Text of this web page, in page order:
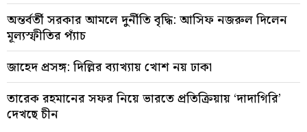
অন্তর্বর্তী সরকার আমলে দুর্নীতি বৃদ্ধি: আসিফ নজরুল দিলেন
মূল্যস্ফীতির প্যাঁচ
জাহেদ প্রসঙ্গ: দিল্লির ব্যাখ্যায় খোশ নয় ঢাকা
তারেক রহমানের সফর নিয়ে ভারতে প্রতিক্রিয়ায় ‘দাদাগিরি’
দেখছে চীন